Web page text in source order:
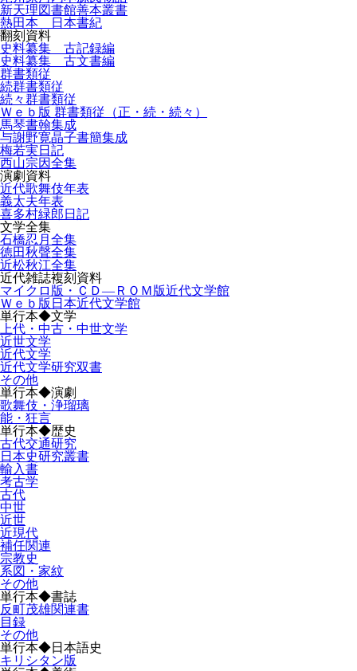
新天理図書館善本叢書
熱田本 日本書紀
翻刻資料
史料纂集 古記録編
史料纂集 古文書編
群書類従
続群書類従
続々群書類従
Ｗｅｂ版 群書類従（正・続・続々）
馬琴書翰集成
与謝野寛晶子書簡集成
梅若実日記
西山宗因全集
演劇資料
近代歌舞伎年表
義太夫年表
喜多村緑郎日記
文学全集
石橋忍月全集
徳田秋聲全集
近松秋江全集
近代雑誌複刻資料
マイクロ版・ＣＤ―ＲＯＭ版近代文学館
Ｗｅｂ版日本近代文学館
単行本◆文学
上代・中古・中世文学
近世文学
近代文学
近代文学研究双書
その他
単行本◆演劇
歌舞伎・浄瑠璃
能・狂言
単行本◆歴史
古代交通研究
日本史研究叢書
輸入書
考古学
古代
中世
近世
近現代
補任関連
宗教史
系図・家紋
その他
単行本◆書誌
反町茂雄関連書
目録
その他
単行本◆日本語史
キリシタン版